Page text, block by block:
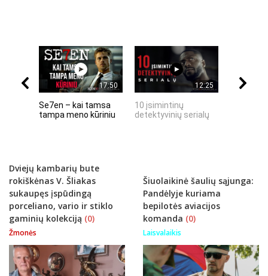
17:50
Se7en – kai tamsa
tampa meno kūriniu
12:25
10 įsimintinų
detektyvinių serialų
Dviejų kambarių bute
rokiškėnas V. Šliakas
sukaupęs įspūdingą
porceliano, vario ir stiklo
gaminių kolekciją (0)
Žmonės
Šiuolaikinė šaulių sąjunga:
Pandėlyje kuriama
bepilotės aviacijos
komanda (0)
Laisvalaikis